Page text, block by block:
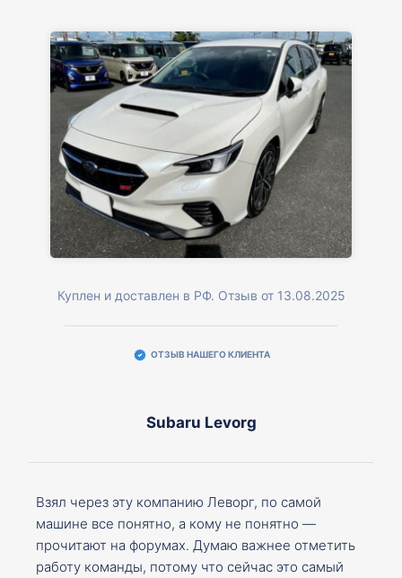
Куплен и доставлен в РФ. Отзыв от 13.08.2025
ОТЗЫВ НАШЕГО КЛИЕНТА
Subaru Levorg
Взял через эту компанию Леворг, по самой
машине все понятно, а кому не понятно —
прочитают на форумах. Думаю важнее отметить
работу команды, потому что сейчас это самый